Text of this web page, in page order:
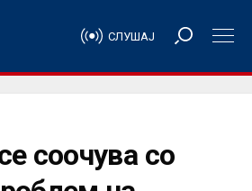
СЛУШАЈ
соочува со